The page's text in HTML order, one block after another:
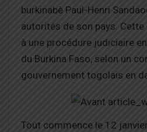
burkinabè Paul-Henri
autorités de son pays.
à une procédure judiciaire
du Burkina Faso, selon un
gouvernement togolais en
Tout commence le 12